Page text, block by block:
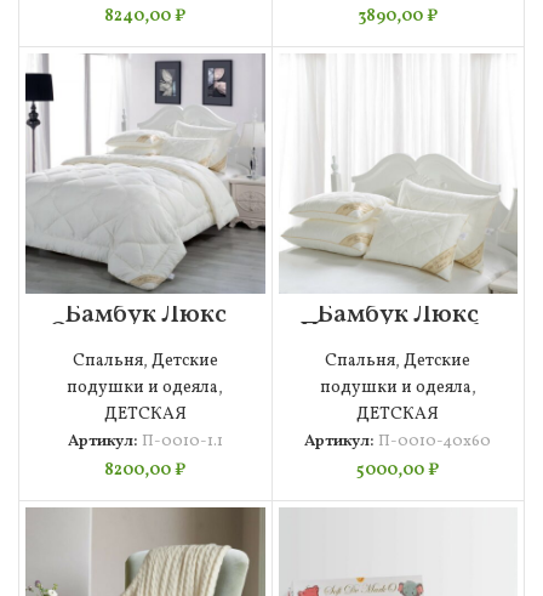
8240,00₽
3890,00₽
Бамбук Люкс
Одеяло 110х140
Спальня, Детские
подушки и одеяла,
ДЕТСКАЯ
Артикул: П-0010-1.1
8200,00₽
Бамбук Люкс
Подушка 40х60
Спальня,Детские
подушки и одеяла,
ДЕТСКАЯ
Артикул: П-0010-40х60
5000,00₽